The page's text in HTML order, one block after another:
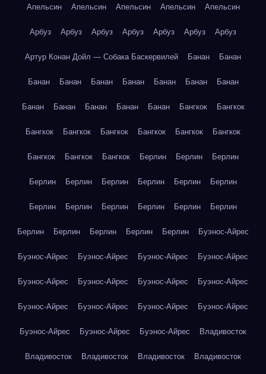
Апельсин Апельсин Апельсин Апельсин Апельсин
Арбуз Арбуз Арбуз Арбуз Арбуз Арбуз Арбуз
Артур Конан Дойл — Собака Баскервилей Банан Банан
Банан Банан Банан Банан Банан Банан Банан
Банан Банан Банан Банан Банан Бангкок Бангкок
Бангкок Бангкок Бангкок Бангкок Бангкок Бангкок
Бангкок Бангкок Бангкок Берлин Берлин Берлин
Берлин Берлин Берлин Берлин Берлин Берлин
Берлин Берлин Берлин Берлин Берлин Берлин
Берлин Берлин Берлин Берлин Берлин Буэнос-Айрес
Буэнос-Айрес Буэнос-Айрес Буэнос-Айрес Буэнос-Айрес
Буэнос-Айрес Буэнос-Айрес Буэнос-Айрес Буэнос-Айрес
Буэнос-Айрес Буэнос-Айрес Буэнос-Айрес Буэнос-Айрес
Буэнос-Айрес Буэнос-Айрес Буэнос-Айрес Владивосток
Владивосток Владивосток Владивосток Владивосток